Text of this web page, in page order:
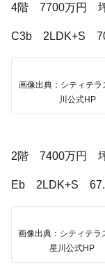
4階 7700万円
C3b 2LDK+S
画像出典：シティテラ
川公式HP
2階 7400万円
Eb 2LDK+S
画像出典：シティテラ
星川公式HP